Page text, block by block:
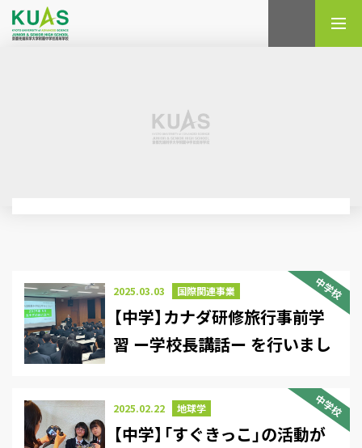
中学校
2025.03.03 国際関連事業
【中学】カナダ研修旅行事前学
習 ー学校長講話ー を行いまし
中学校
2025.02.22 地球学
【中学】「すぐきっこ」の活動が